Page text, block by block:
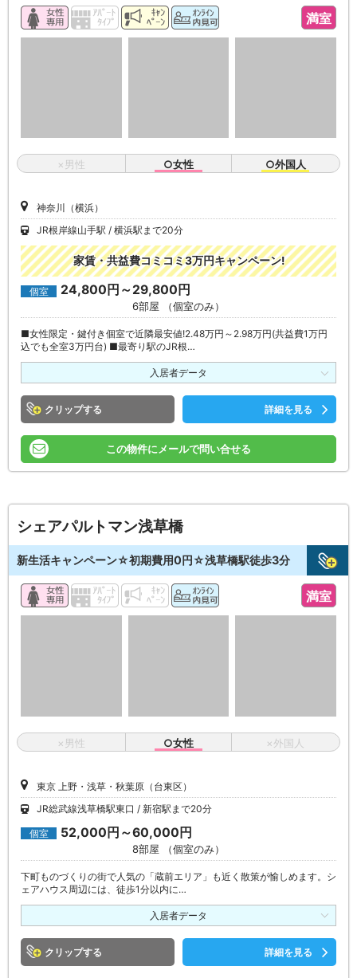
満室
×男性 ○女性 ○外国人
神奈川（横浜）
JR根岸線山手駅
横浜駅まで20分
家賃・共益費コミコミ3万円キャンペーン!
個室 24,800円～29,800円
6部屋 （個室のみ）
■女性限定・鍵付き個室で近隣最安値!2.48万円～2.98万円(共益費1万円
込でも全室3万円台) ■最寄り駅のJR根…
入居者データ
クリップ 詳細を見る
この物件にメールで問い合せる
シェアパルトマン浅草橋
新生活キャンペーン☆初期費用0円☆浅草橋駅徒歩3分
満室
×男性 ○女性 ×外国人
東京 上野・浅草・秋葉原（台東区）
JR総武線浅草橋駅東口
新宿駅まで20分
個室 52,000円～60,000円
8部屋 （個室のみ）
下町ものづくりの街で人気の「蔵前エリア」も近く散策が愉しめます。シ
ェアハウス周辺には、徒歩1分以内に…
入居者データ
クリップ 詳細を見る